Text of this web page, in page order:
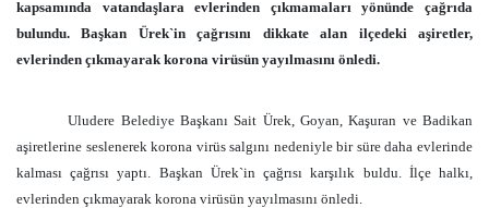
kapsamında vatandaşlara evlerinden çıkmamaları yönünde çağrıda
bulundu. Başkan Ürek`in çağrısını dikkate alan ilçedeki aşiretler,
evlerinden çıkmayarak korona virüsün yayılmasını önledi.
Uludere Belediye Başkanı Sait Ürek, Goyan, Kaşuran ve Badikan
aşiretlerine seslenerek korona virüs salgını nedeniyle bir süre daha evlerinde
kalması çağrısı yaptı. Başkan Ürek`in çağrısı karşılık buldu. İlçe halkı,
evlerinden çıkmayarak korona virüsün yayılmasını önledi.